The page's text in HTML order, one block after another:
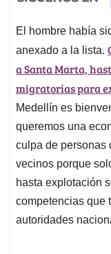
El hombre había
anexado a la lista.
a Santa Marta,
migratorias para
Medellín es
queremos una
culpa de personas
vecinos porque
hasta explotación
competencias que
autoridades